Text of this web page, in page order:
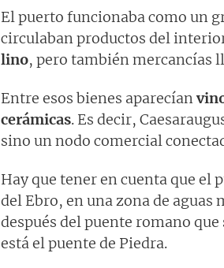
El puerto funcionaba como un
circulaban productos del
lino, pero también mercancías
Entre esos bienes aparecían
cerámicas. Es decir,
sino un nodo comercial
Hay que tener en cuenta que el
del Ebro, en una zona de
después del puente romano
está el puente de Piedra.